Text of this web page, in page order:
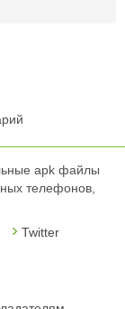
apk файлы
телефонов,
Twitter